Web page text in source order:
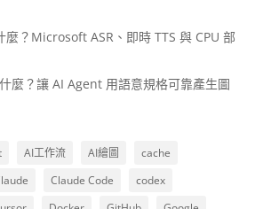
麼？Microsoft ASR、即時 TTS 與 CPU 部
麼？讓 AI Agent 用語意規格可靠產生圖
AI工作流 AI繪圖
cache
Claude Code
codex